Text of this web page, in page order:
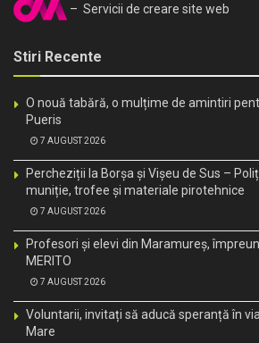
– Servicii de creare site web
Stiri Recente
O nouă tabără, o mulțime de amintiri
Pueris
7 AUGUST 2026
Percheziții la Borșa și Vișeu de Sus –
muniție, trofee și materiale pirotehnice
7 AUGUST 2026
Profesori și elevi din Maramureș,
MERITO
7 AUGUST 2026
Voluntarii, invitați să aducă speranță în
Mare